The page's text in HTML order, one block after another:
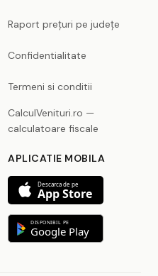
Raport prețuri pe județe
Confidentialitate
Termeni si conditii
CalculVenituri.ro —
calculatoare fiscale
APLICATIE MOBILA
Descarca de pe
App Store
DISPONIBIL PE
Google Play